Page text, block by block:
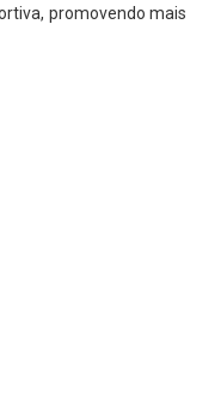
promovendo mais